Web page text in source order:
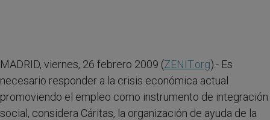
MADRID, viernes, 26 febrero 2009 (ZENIT.org).- Es
necesario responder a la crisis económica actual
promoviendo el empleo como instrumento de integración
social, considera Cáritas, la organización de ayuda de la